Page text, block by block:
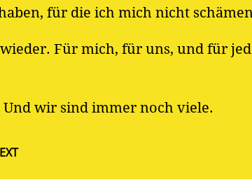
für die ich mich nicht
Für mich, für uns, und für
Und wir sind immer noch viele.